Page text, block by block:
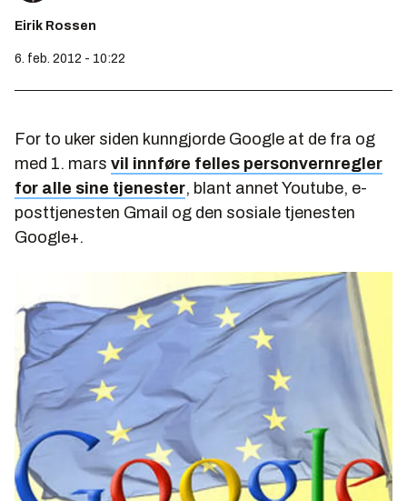
Eirik Rossen
6. feb. 2012 - 10:22
For to uker siden kunngjorde Google at de fra og
med 1. mars vil innføre felles personvernregler
for alle sine tjenester, blant annet Youtube, e-
posttjenesten Gmail og den sosiale tjenesten
Google+.